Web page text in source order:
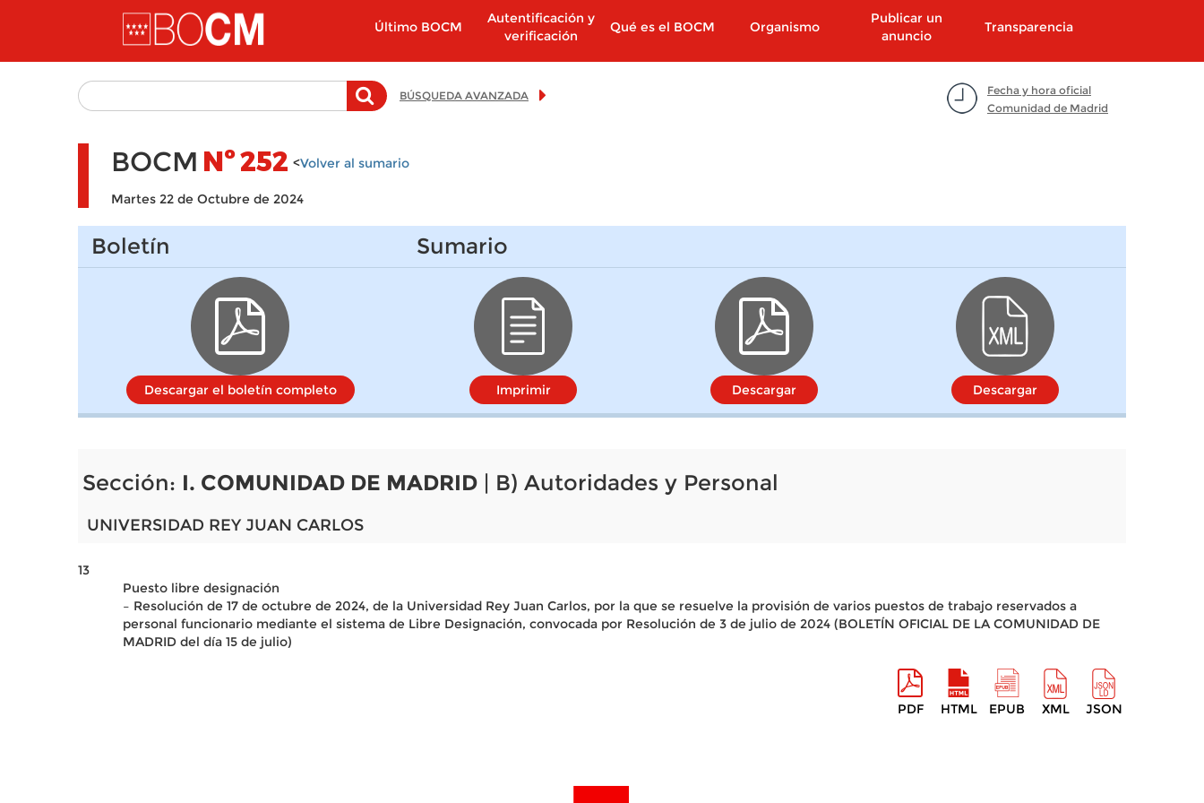
Pasar al contenido principal
Último BOCM
Autentificación y
verificación
Qué es el BOCM Organismo
Publicar un
anuncio
Transparencia
Fecha y hora oficial
Comunidad de Madrid
BÚSQUEDA AVANZADA
BOCM Nº252 <Volver al sumario
Martes 22 de Octubre de 2024
Boletín
Descargar el boletín completo
Sumario
Imprimir Descargar Descargar
Sección: I. COMUNIDAD DE MADRID | B) Autoridades y Personal
UNIVERSIDAD REY JUAN CARLOS
13
Puesto libre designación
– Resolución de 17 de octubre de 2024, de la Universidad Rey Juan Carlos, por la que se resuelve la provisión de varios puestos de trabajo reservados a
personal funcionario mediante el sistema de Libre Designación, convocada por Resolución de 3 de julio de 2024 (BOLETÍN OFICIAL DE LA COMUNIDAD DE
MADRID del día 15 de julio)
PDF HTML EPUB XML JSON